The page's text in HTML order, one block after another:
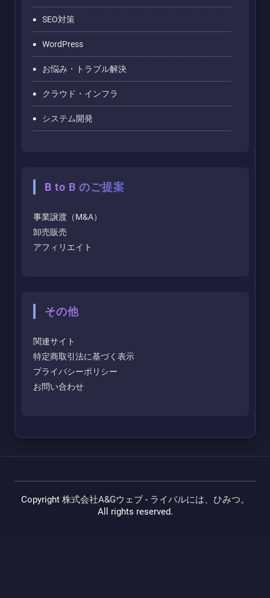
SEO対策
WordPress
お悩み・トラブル解決
クラウド・インフラ
システム開発
B to B のご提案
事業譲渡（M&A）
卸売販売
アフィリエイト
その他
関連サイト
特定商取引法に基づく表示
プライバシーポリシー
お問い合わせ
Copyright 株式会社A&Gウェブ - ライバルには、ひみつ。
All rights reserved.